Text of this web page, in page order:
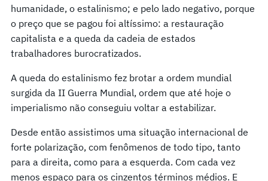
humanidade, o estalinismo; e pelo lado negativo, porque
o preço que se pagou foi altíssimo: a restauração
capitalista e a queda da cadeia de estados
trabalhadores burocratizados.
A queda do estalinismo fez brotar a ordem mundial
surgida da II Guerra Mundial, ordem que até hoje o
imperialismo não conseguiu voltar a estabilizar.
Desde então assistimos uma situação internacional de
forte polarização, com fenômenos de todo tipo, tanto
para a direita, como para a esquerda. Com cada vez
menos espaço para os cinzentos términos médios. E